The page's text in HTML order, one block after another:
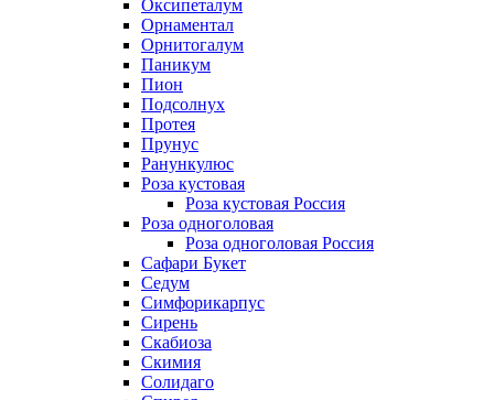
Оксипеталум
Орнаментал
Орнитогалум
Паникум
Пион
Подсолнух
Протея
Прунус
Ранункулюс
Роза кустовая
Роза кустовая Россия
Роза одноголовая
Роза одноголовая Россия
Сафари Букет
Седум
Симфорикарпус
Сирень
Скабиоза
Скимия
Солидаго